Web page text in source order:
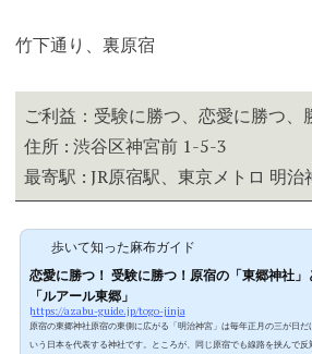
竹下通り、裏原宿
ご利益：受験に勝つ、恋愛に勝つ、
住所 : 渋谷区神宮前 1-5-3
最寄駅 : JR原宿駅、東京メトロ 明治
歩いて知った麻布ガイド
恋愛に勝つ！ 受験に勝つ！原宿の「東郷神社
「ルアール東郷」
https://azabu-guide.jp/togo-jinja
原宿の東郷神社原宿の東側に広がる「明治神宮」は毎年正月の三が日だ
いう日本を代表する神社です。ところが、同じ原宿でも線路を挟んで反